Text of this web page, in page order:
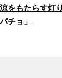
をもたらす灯り
チョ」